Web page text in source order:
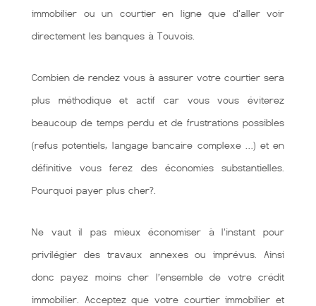
immobilier ou un courtier en ligne que d'aller voir
directement les banques à Touvois.
Combien de rendez vous à assurer votre courtier sera
plus méthodique et actif car vous vous éviterez
beaucoup de temps perdu et de frustrations possibles
(refus potentiels, langage bancaire complexe …) et en
définitive vous ferez des économies substantielles.
Pourquoi payer plus cher?.
Ne vaut il pas mieux économiser à l'instant pour
privilégier des travaux annexes ou imprévus. Ainsi
donc payez moins cher l’ensemble de votre crédit
immobilier. Acceptez que votre courtier immobilier et